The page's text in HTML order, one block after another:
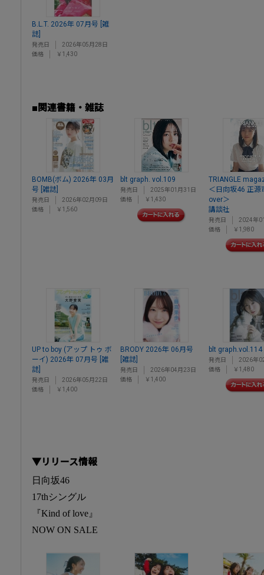
B.L.T. 2026年 07月号 [雑
誌]
発売日
2026年05月28日
価格
￥1,430
■関連書籍・雑誌
BOMB(ボム) 2026年 03月
号 [雑誌]
発売日
2026年02月09日
価格
￥1,560
blt graph. vol.109
発売日
2025年01月31日
価格
￥1,430
TRIANGLE
＜日向坂46 正源
over＞
講談社
発売日
2024年
価格
￥1,980
UP to boy (アップ トゥ ボ
ーイ) 2026年 07月号 [雑
誌]
発売日
2026年05月22日
価格
￥1,400
BRODY 2026年 06月号
[雑誌]
発売日
2026年04月23日
価格
￥1,400
blt graph.vol.114
発売日
2026年
価格
￥1,480
▼リリース情報
日向坂46
17thシングル
『Kind of love』
NOW ON SALE